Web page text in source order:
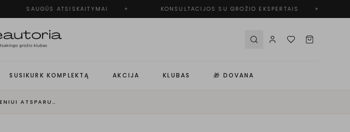
SAUGŪS ATSISKAITYMAI KONSULTACIJOS SU GROŽIO EKSPERTAIS
SUSIKURK KOMPLEKTĄ AKCIJA KLUBAS 🎁 DOVANA
CENT PUR CENT VANDENIUI ATSPARUS MASKUOKLIS | PEACH